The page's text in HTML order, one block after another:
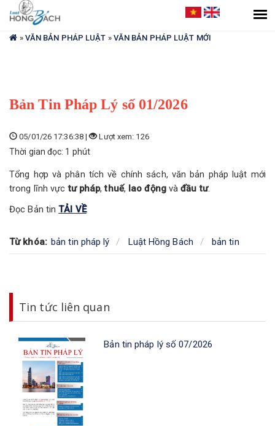
Bạn
đang
ở » VĂN BẢN PHÁP LUẬT » VĂN BẢN PHÁP LUẬT MỚI
Bản Tin Pháp Lý số 01/2026
05/01/26 17:36:38 | Lượt xem: 126
Thời gian đọc: 1 phút
Tổng hợp và phân tích về chính sách, văn bản pháp luật mới
trong lĩnh vựctư pháp,thuế, lao độngvàđầu tư.
Đọc Bản tinTẢI VỀ
Từ khóa: bản tin pháp lý Luật Hồng Bách bản tin
Tin tức liên quan
Bản tin pháp lý số 07/2026